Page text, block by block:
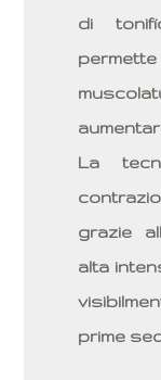
di
La
grazie
alta
prime